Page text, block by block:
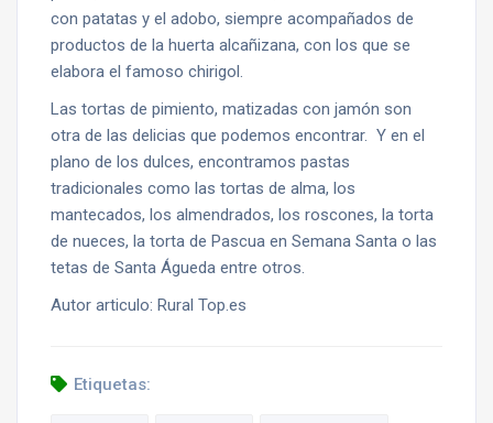
con patatas y el adobo, siempre acompañados de
productos de la huerta alcañizana, con los que se
elabora el famoso chirigol.
Las tortas de pimiento, matizadas con jamón son
otra de las delicias que podemos encontrar. Y en el
plano de los dulces, encontramos pastas
tradicionales como las tortas de alma, los
mantecados, los almendrados, los roscones, la torta
de nueces, la torta de Pascua en Semana Santa o las
tetas de Santa Águeda entre otros.
Autor articulo: Rural Top.es
Etiquetas: